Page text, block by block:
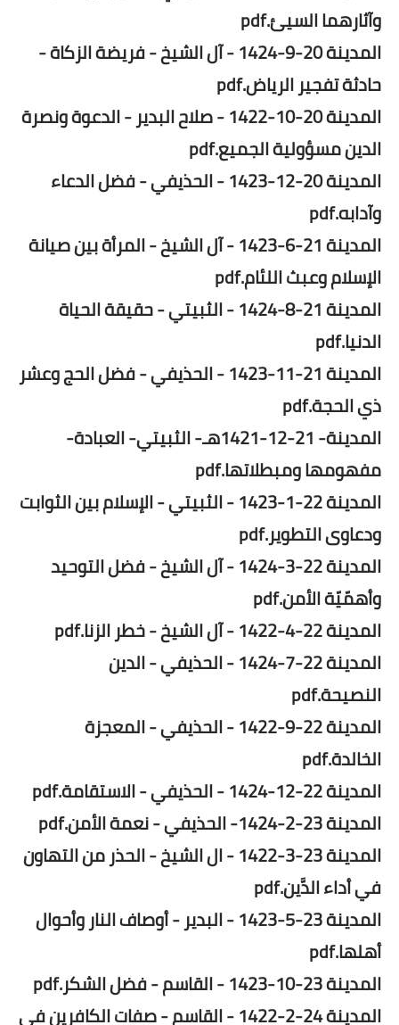
وآثارهما السيئ.pdf
المدينة 20-9-1424 - آل الشيخ - فريضة الزكاة -
حادثة تفجير الرياض.pdf
المدينة 20-10-1422 - صلاح البدير - الدعوة ونصرة
الدين مسؤولية الجميع.pdf
المدينة 20-12-1423 - الحذيفي - فضل الدعاء
وآدابه.pdf
المدينة 21-6-1423 - آل الشيخ - المرأة بين صيانة
الإسلام وعبث اللئام.pdf
المدينة 21-8-1424 - الثبيتي - حقيقة الحياة
الدنيا.pdf
المدينة 21-11-1423 - الحذيفي - فضل الحج وعشر
ذي الحجة.pdf
المدينة- 21-12-1421هـ- الثبيتي- العبادة-
مفهومها ومبطلاتها.pdf
المدينة 22-1-1423 - الثبيتي - الإسلام بين الثوابت
ودعاوى التطوير.pdf
المدينة 22-3-1424 - آل الشيخ - فضل التوحيد
وأهمّيّة الأمن.pdf
المدينة 22-4-1422 - آل الشيخ - خطر الزنا.pdf
المدينة 22-7-1424 - الحذيفي - الدين
النصيحة.pdf
المدينة 22-9-1422 - الحذيفي - المعجزة
الخالدة.pdf
المدينة 22-12-1424 - الحذيفي - الاستقامة.pdf
المدينة 23-2-1424- الحذيفي - نعمة الأمن.pdf
المدينة 23-3-1422 - ال الشيخ - الحذر من التهاون
في أداء الدَّين.pdf
المدينة 23-5-1423 - البدير - أوصاف النار وأحوال
أهلها.pdf
المدينة 23-10-1423 - القاسم - فضل الشكر.pdf
المدينة 24-2-1422 - القاسم - صفات الكافرين في